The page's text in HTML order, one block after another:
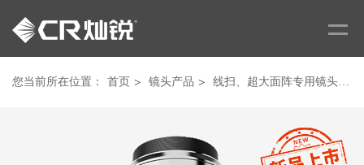
您当前所在位置： 首页 > 镜头产品 > 线扫、超大面阵专用镜头 >